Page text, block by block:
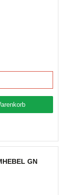
GN